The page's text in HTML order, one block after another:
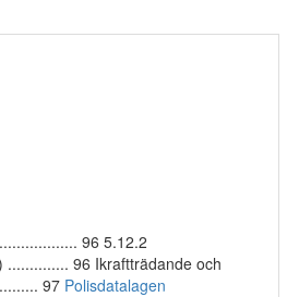
96 5.12.2
.............. 96 Ikraftträdande och
97 Polisdatalagen